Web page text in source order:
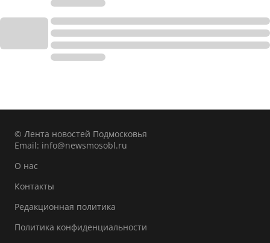
© Лента новостей Подмосковья
Email: info@newsmosobl.ru
О нас
Контакты
Редакционная политика
Политика конфиденциальности